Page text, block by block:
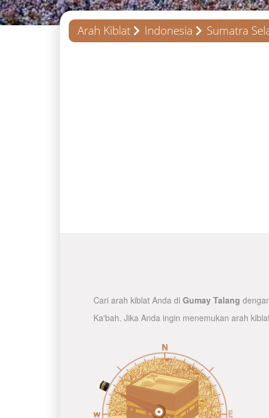
Arah Kiblat Indonesia Sumatra
Cari arah kiblat Anda di Gumay Talang
Ka'bah. Jika Anda ingin menemukan arah